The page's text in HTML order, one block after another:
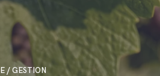
/ GESTION